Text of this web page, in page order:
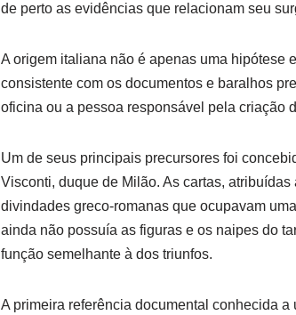
de perto as evidências que relacionam seu
A origem italiana não é apenas uma hipótese
consistente com os documentos e baralhos
oficina ou a pessoa responsável pela criação
Um de seus principais precursores foi
Visconti, duque de Milão. As cartas,
divindades greco-romanas que ocupavam
ainda não possuía as figuras e os naipes do
função semelhante à dos triunfos.
A primeira referência documental conhecida